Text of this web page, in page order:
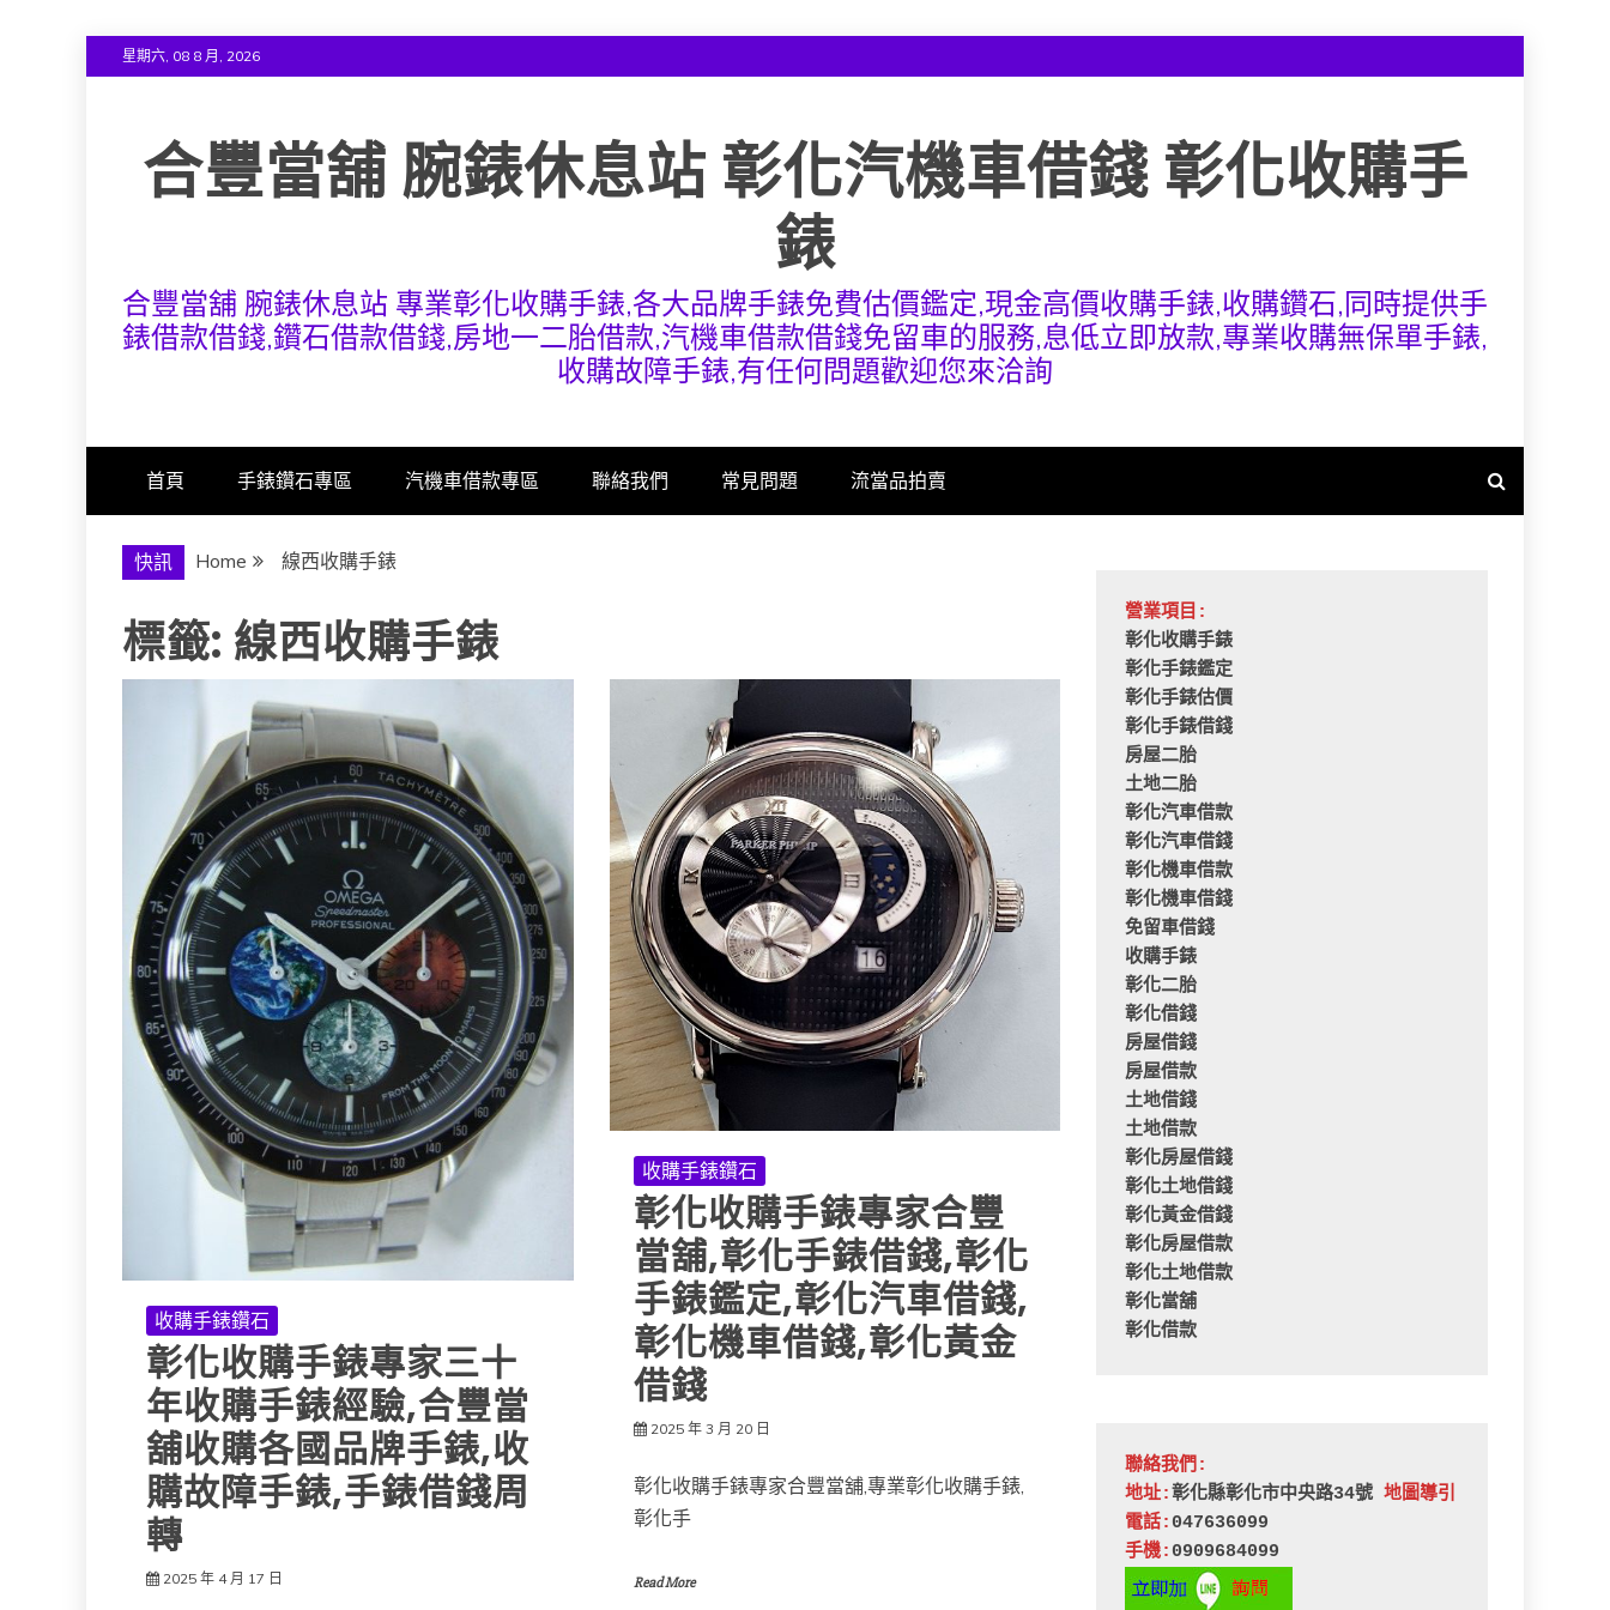
to
星期六, 08 8 月, 2026
合豐當舖 腕錶休息站 彰化汽機車借錢 彰化收購手
錶
合豐當舖 腕錶休息站 專業彰化收購手錶,各大品牌手錶免費估價鑑定,現金高價收購手錶,收購鑽石,同時提供手
錶借款借錢,鑽石借款借錢,房地一二胎借款,汽機車借款借錢免留車的服務,息低立即放款,專業收購無保單手錶,
收購故障手錶,有任何問題歡迎您來洽詢
首頁 手錶鑽石專區 汽機車借款專區 聯絡我們 常見問題 流當品拍賣
快訊 Home 線西收購手錶
標籤: 線西收購手錶
收購手錶鑽石
彰化收購手錶專家三十
年收購手錶經驗,合豐當
舖收購各國品牌手錶,收
購故障手錶,手錶借錢周
轉
2025 年 4 月 17 日
收購手錶鑽石
彰化收購手錶專家合豐
當舖,彰化手錶借錢,彰化
手錶鑑定,彰化汽車借錢,
彰化機車借錢,彰化黃金
借錢
2025 年 3 月 20 日
彰化收購手錶專家合豐當舖,專業彰化收購手錶,
彰化手
Read More
營業項目:
彰化收購手錶
彰化手錶鑑定
彰化手錶估價
彰化手錶借錢
房屋二胎
土地二胎
彰化汽車借款
彰化汽車借錢
彰化機車借款
彰化機車借錢
免留車借錢
收購手錶
彰化二胎
彰化借錢
房屋借錢
房屋借款
土地借錢
土地借款
彰化房屋借錢
彰化土地借錢
彰化黃金借錢
彰化房屋借款
彰化土地借款
彰化當舖
彰化借款
聯絡我們:
地址:彰化縣彰化市中央路34號 地圖導引
電話: 047636099
手機: 0909684099